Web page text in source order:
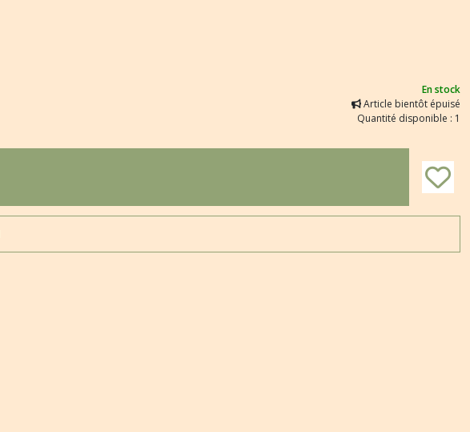
En stock
Article bientôt épuisé
Quantité disponible : 1